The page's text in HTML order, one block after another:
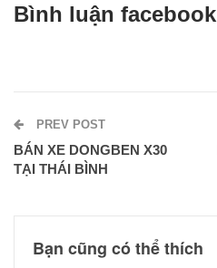
Bình luận facebook
PREV POST
BÁN XE DONGBEN X30
TẠI THÁI BÌNH
Bạn cũng có thể thích